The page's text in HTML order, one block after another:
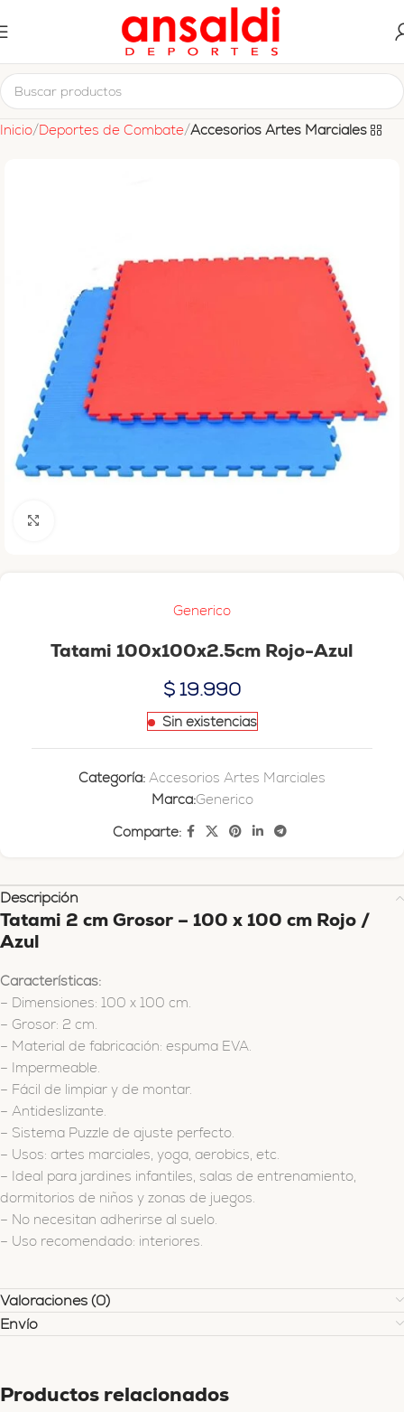
Inicio Deportes de Combate Accesorios Artes Marciales
Generico
Tatami 100x100x2.5cm Rojo-Azul
$ 19.990
Sin existencias
Categoría: Accesorios Artes Marciales
Marca:Generico
Comparte:
Descripción
Tatami 2 cm Grosor – 100 x 100 cm Rojo /
Azul
Características:
– Dimensiones: 100 x 100 cm.
– Grosor: 2 cm.
– Material de fabricación: espuma EVA.
– Impermeable.
– Fácil de limpiar y de montar.
– Antideslizante.
– Sistema Puzzle de ajuste perfecto.
– Usos: artes marciales, yoga, aerobics, etc.
– Ideal para jardines infantiles, salas de entrenamiento,
dormitorios de niños y zonas de juegos.
– No necesitan adherirse al suelo.
– Uso recomendado: interiores.
Valoraciones (0)
Envío
Productos relacionados